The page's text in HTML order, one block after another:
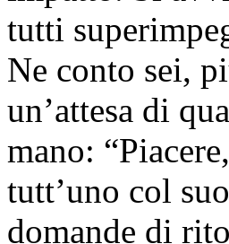
tutti
Ne conto sei,
un’attesa di
mano:
tutt’uno col
domande di